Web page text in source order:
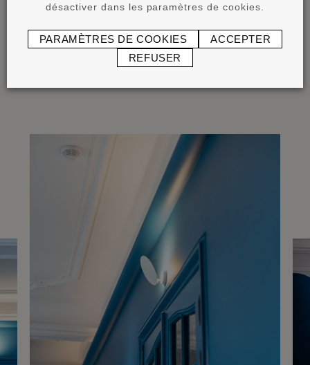
Miysis est composée d’une équipe de 25
bouillonnants de motivation, qui créent tous
désactiver dans les paramètres de cookies.
PARAMÈTRES DE COOKIES
ACCEPTER
REFUSER